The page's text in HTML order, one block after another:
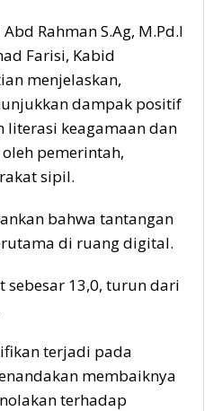
Rahman S.Ag, M.Pd.I
Farisi, Kabid
menjelaskan,
dampak positif
keagamaan dan
pemerintah,
sipil.
bahwa tantangan
di ruang digital.
sebesar 13,0, turun dari
terjadi pada
membaiknya
terhadap